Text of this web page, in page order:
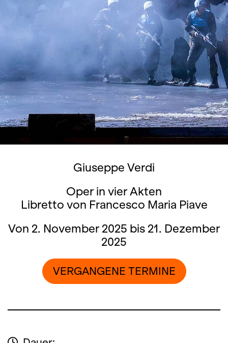
Giuseppe Verdi
Oper in vier Akten
Libretto von Francesco Maria Piave
Von 2. November 2025 bis 21. Dezember
2025
VERGANGENE TERMINE